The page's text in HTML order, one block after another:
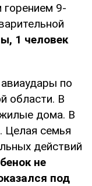
9-
1 человек
по
области. В
дома. В
Целая семья
действий
не
под